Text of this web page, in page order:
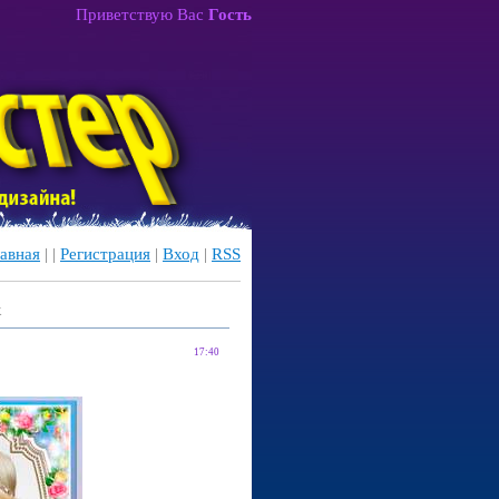
Приветствую Вас Гость
| | Регистрация | Вход | RSS
17:40